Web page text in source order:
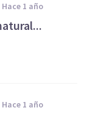
hace 1 año
hace 1 año